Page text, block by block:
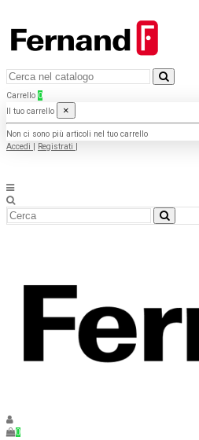
Carrello 0
Il tuo carrello
×
Non ci sono più articoli nel tuo carrello
Accedi
Registrati
0